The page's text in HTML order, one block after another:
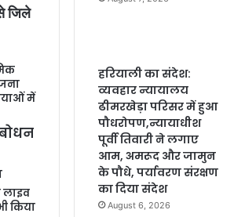
जिले
में
लाइव
किया
हरियाली का संदेश:
व्यवहार न्यायालय
ढीमरखेड़ा परिसर में हुआ
पौधरोपण,न्यायाधीश
पूर्वी तिवारी ने लगाए
आम, अमरूद और जामुन
के पौधे, पर्यावरण संरक्षण
का दिया संदेश
August 6, 2026